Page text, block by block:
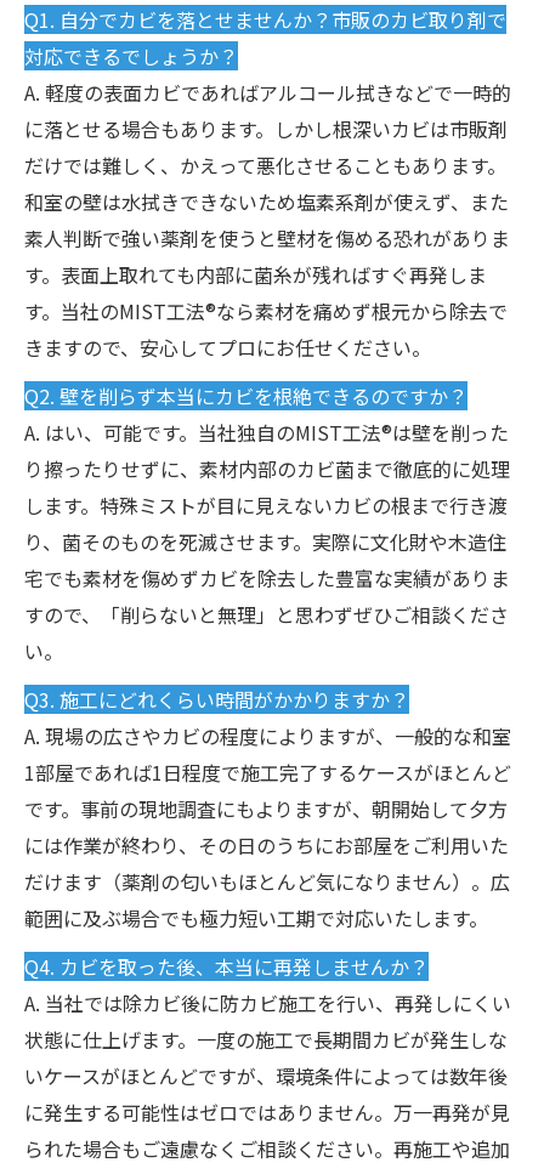
Q1. 自分でカビを落とせませんか？市販のカビ取り剤で
対応できるでしょうか？
A. 軽度の表面カビであればアルコール拭きなどで一時的
に落とせる場合もあります。しかし根深いカビは市販剤
だけでは難しく、かえって悪化させることもあります。
和室の壁は水拭きできないため塩素系剤が使えず、また
素人判断で強い薬剤を使うと壁材を傷める恐れがありま
す。表面上取れても内部に菌糸が残ればすぐ再発しま
す。当社のMIST工法®なら素材を痛めず根元から除去で
きますので、安心してプロにお任せください。
Q2. 壁を削らず本当にカビを根絶できるのですか？
A. はい、可能です。当社独自のMIST工法®は壁を削った
り擦ったりせずに、素材内部のカビ菌まで徹底的に処理
します。特殊ミストが目に見えないカビの根まで行き渡
り、菌そのものを死滅させます。実際に文化財や木造住
宅でも素材を傷めずカビを除去した豊富な実績がありま
すので、「削らないと無理」と思わずぜひご相談くださ
い。
Q3. 施工にどれくらい時間がかかりますか？
A. 現場の広さやカビの程度によりますが、一般的な和室
1部屋であれば1日程度で施工完了するケースがほとんど
です。事前の現地調査にもよりますが、朝開始して夕方
には作業が終わり、その日のうちにお部屋をご利用いた
だけます（薬剤の匂いもほとんど気になりません）。広
範囲に及ぶ場合でも極力短い工期で対応いたします。
Q4. カビを取った後、本当に再発しませんか？
A. 当社では除カビ後に防カビ施工を行い、再発しにくい
状態に仕上げます。一度の施工で長期間カビが発生しな
いケースがほとんどですが、環境条件によっては数年後
に発生する可能性はゼロではありません。万一再発が見
られた場合もご遠慮なくご相談ください。再施工や追加